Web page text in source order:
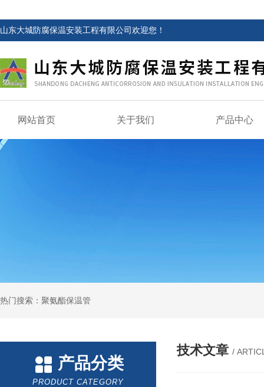
山东大城防腐保温安装工程有限公司欢迎您！
网站首页 关于我们 产品中心
热门搜索：聚氨酯保温管
产品分类
PRODUCT CATEGORY
技术文章 /